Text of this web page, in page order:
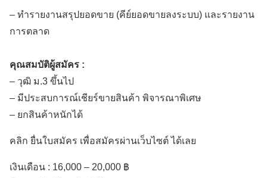
– ทำรายงานสรุปยอดขาย (คีย์ยอดขายลงระบบ) และรายงาน
การตลาด
คุณสมบัติผู้สมัคร :
– วุฒิ ม.3 ขึ้นไป
– มีประสบการณ์เชียร์ขายสินค้า พิจารณาพิเศษ
– ยกสินค้าหนักได้
คลิก ยื่นใบสมัคร เพื่อสมัครผ่านเว็บไซต์ ได้เลย
เงินเดือน : 16,000 – 20,000 ฿